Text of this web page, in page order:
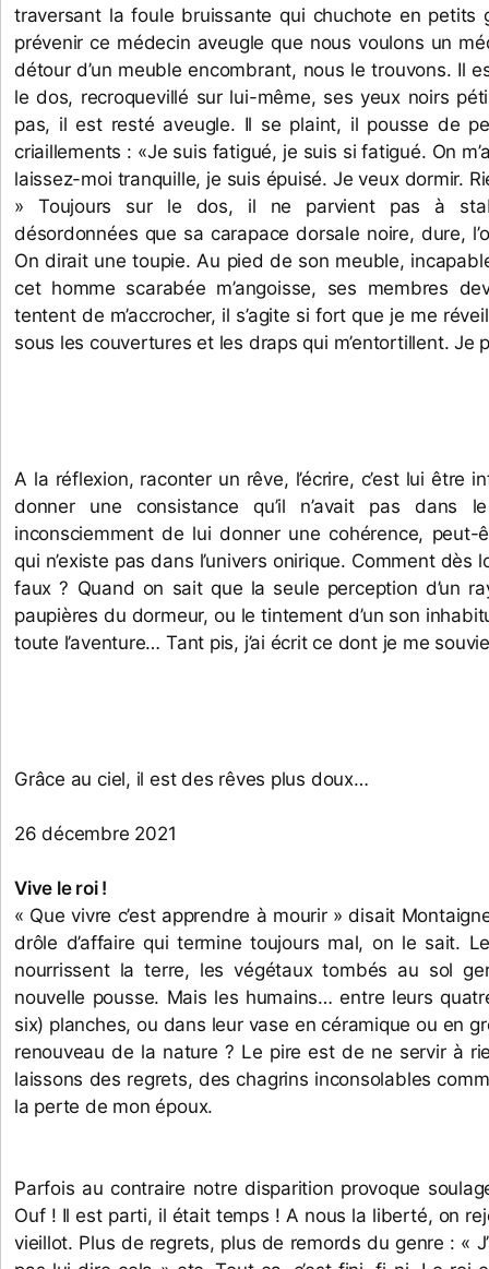
traversant la foule bruissante qui chuchote en petits
prévenir ce médecin aveugle que nous voulons un
détour d’un meuble encombrant, nous le trouvons. Il
le dos, recroquevillé sur lui-même, ses yeux noirs
pas, il est resté aveugle. Il se plaint, il pousse de
criaillements : «Je suis fatigué, je suis si fatigué. On
laissez-moi tranquille, je suis épuisé. Je veux dormir.
» Toujours sur le dos, il ne parvient pas à
désordonnées que sa carapace dorsale noire, dure,
On dirait une toupie. Au pied de son meuble,
cet homme scarabée m’angoisse, ses membres
tentent de m’accrocher, il s’agite si fort que je me
sous les couvertures et les draps qui m’entortillent. Je
A la réflexion, raconter un rêve, l’écrire, c’est lui être
donner une consistance qu’il n’avait pas dans
inconsciemment de lui donner une cohérence, peut-
qui n’existe pas dans l’univers onirique. Comment dès
faux ? Quand on sait que la seule perception d’un
paupières du dormeur, ou le tintement d’un son
toute l’aventure… Tant pis, j’ai écrit ce dont je me
Grâce au ciel, il est des rêves plus doux…
26 décembre 2021
Vive le roi !
« Que vivre c’est apprendre à mourir » disait
drôle d’affaire qui termine toujours mal, on le sait.
nourrissent la terre, les végétaux tombés au sol
nouvelle pousse. Mais les humains… entre leurs
six) planches, ou dans leur vase en céramique ou en
renouveau de la nature ? Le pire est de ne servir à
laissons des regrets, des chagrins inconsolables
la perte de mon époux.
Parfois au contraire notre disparition provoque
Ouf ! Il est parti, il était temps ! A nous la liberté, on
vieillot. Plus de regrets, plus de remords du genre : «